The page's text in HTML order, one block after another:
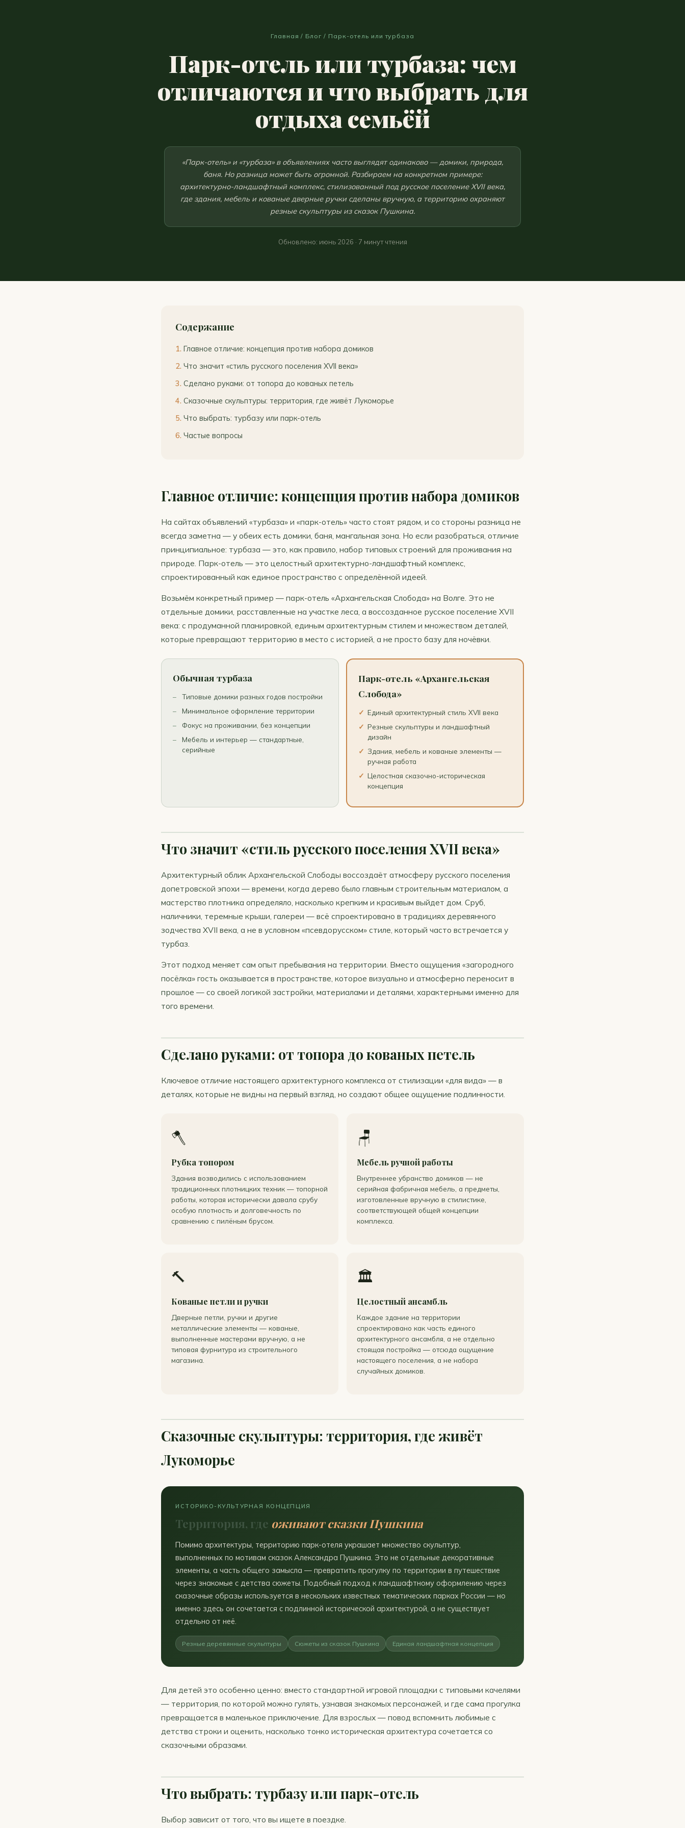
Главная / Блог / Парк-отель или турбаза
Парк-отель или турбаза: чем
отличаются и что выбрать для
отдыха семьёй
«Парк-отель» и «турбаза» в объявлениях часто выглядят одинаково — домики, природа,
баня. Но разница может быть огромной. Разбираем на конкретном примере:
архитектурно-ландшафтный комплекс, стилизованный под русское поселение XVII века,
где здания, мебель и кованые дверные ручки сделаны вручную, а территорию охраняют
резные скульптуры из сказок Пушкина.
Обновлено: июнь 2026 · 7 минут чтения
Содержание
Главное отличие: концепция против набора домиков
Что значит «стиль русского поселения XVII века»
Сделано руками: от топора до кованых петель
Сказочные скульптуры: территория, где живёт Лукоморье
Что выбрать: турбазу или парк-отель
Частые вопросы
Главное отличие: концепция против набора домиков
На сайтах объявлений «турбаза» и «парк-отель» часто стоят рядом, и со стороны разница не
всегда заметна — у обеих есть домики, баня, мангальная зона. Но если разобраться, отличие
принципиальное: турбаза — это, как правило, набор типовых строений для проживания на
природе. Парк-отель — это целостный архитектурно-ландшафтный комплекс,
спроектированный как единое пространство с определённой идеей.
Возьмём конкретный пример — парк-отель «Архангельская Слобода» на Волге. Это не
отдельные домики, расставленные на участке леса, а воссозданное русское поселение XVII
века: с продуманной планировкой, единым архитектурным стилем и множеством деталей,
которые превращают территорию в место с историей, а не просто базу для ночёвки.
Обычная турбаза
Типовые домики разных годов постройки
Минимальное оформление территории
Фокус на проживании, без концепции
Мебель и интерьер — стандартные,
серийные
Парк-отель «Архангельская
Слобода»
Единый архитектурный стиль XVII века
Резные скульптуры и ландшафтный
дизайн
Здания, мебель и кованые элементы —
ручная работа
Целостная сказочно-историческая
концепция
Что значит «стиль русского поселения XVII века»
Архитектурный облик Архангельской Слободы воссоздаёт атмосферу русского поселения
допетровской эпохи — времени, когда дерево было главным строительным материалом, а
мастерство плотника определяло, насколько крепким и красивым выйдет дом. Сруб,
наличники, теремные крыши, галереи — всё спроектировано в традициях деревянного
зодчества XVII века, а не в условном «псевдорусском» стиле, который часто встречается у
турбаз.
Этот подход меняет сам опыт пребывания на территории. Вместо ощущения «загородного
посёлка» гость оказывается в пространстве, которое визуально и атмосферно переносит в
прошлое — со своей логикой застройки, материалами и деталями, характерными именно для
того времени.
Сделано руками: от топора до кованых петель
Ключевое отличие настоящего архитектурного комплекса от стилизации «для вида» — в
деталях, которые не видны на первый взгляд, но создают общее ощущение подлинности.
🪓
Рубка топором
Здания возводились с использованием
традиционных плотницких техник — топорной
работы, которая исторически давала срубу
особую плотность и долговечность по
сравнению с пилёным брусом.
🪑
Мебель ручной работы
Внутреннее убранство домиков — не
серийная фабричная мебель, а предметы,
изготовленные вручную в стилистике,
соответствующей общей концепции
комплекса.
🔨
Кованые петли и ручки
Дверные петли, ручки и другие
металлические элементы — кованые,
выполненные мастерами вручную, а не
типовая фурнитура из строительного
магазина.
🏛️
Целостный ансамбль
Каждое здание на территории
спроектировано как часть единого
архитектурного ансамбля, а не отдельно
стоящая постройка — отсюда ощущение
настоящего поселения, а не набора
случайных домиков.
Сказочные скульптуры: территория, где живёт
Лукоморье
ИСТОРИКО-КУЛЬТУРНАЯ КОНЦЕПЦИЯ
Территория, где оживают сказки Пушкина
Помимо архитектуры, территорию парк-отеля украшает множество скульптур,
выполненных по мотивам сказок Александра Пушкина. Это не отдельные декоративные
элементы, а часть общего замысла — превратить прогулку по территории в путешествие
через знакомые с детства сюжеты. Подобный подход к ландшафтному оформлению через
сказочные образы используется в нескольких известных тематических парках России — но
именно здесь он сочетается с подлинной исторической архитектурой, а не существует
отдельно от неё.
Резные деревянные скульптуры Сюжеты из сказок Пушкина Единая ландшафтная концепция
Для детей это особенно ценно: вместо стандартной игровой площадки с типовыми качелями
— территория, по которой можно гулять, узнавая знакомых персонажей, и где сама прогулка
превращается в маленькое приключение. Для взрослых — повод вспомнить любимые с
детства строки и оценить, насколько тонко историческая архитектура сочетается со
сказочными образами.
Что выбрать: турбазу или парк-отель
Выбор зависит от того, что вы ищете в поездке.